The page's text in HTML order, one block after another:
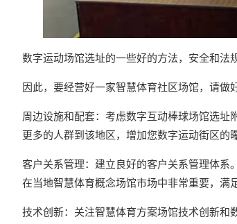
数字运动场馆选址的一些好的方法，安全和法
因此，要经营好一家智慧体育社区场馆，请做
周边设施和配套：考虑数字互动棒球场馆选址
更多的人群到该地区，增加您数字运动街区的
客户关系管理：建立良好的客户关系管理体系
在当地智慧体育概念场馆市场中非常重要，满
技术创新：关注智慧体育方案场馆技术创新和